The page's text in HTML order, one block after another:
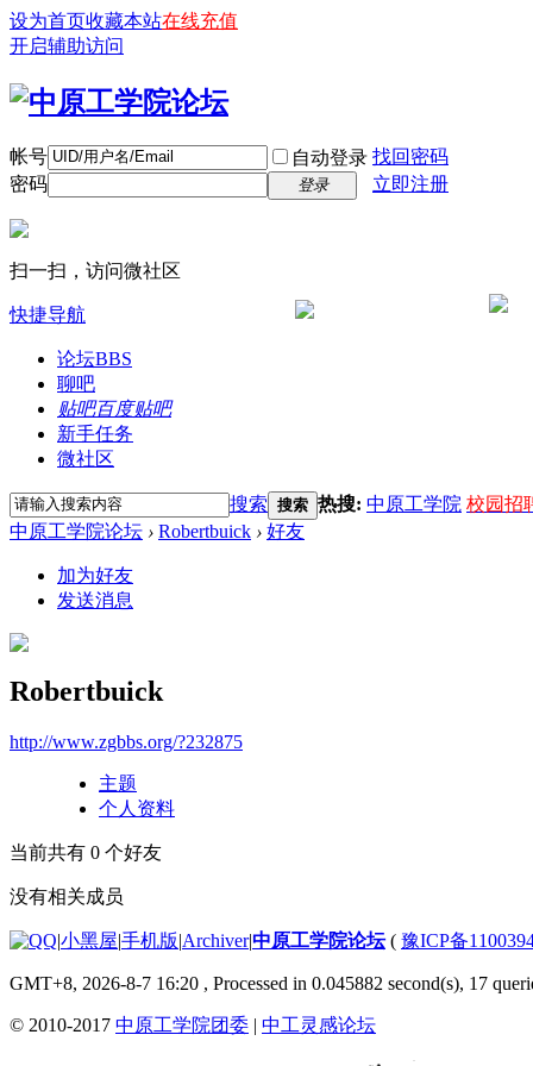
设为首页收藏本站在线充值
开启辅助访问
帐号 自动登录 找回密码
密码
登录 立即注册
扫一扫，访问微社区
快捷导航
论坛BBS
聊吧
贴吧百度贴吧
新手任务
微社区
搜索 搜索 热搜: 中原工学院 校园招
中原工学院论坛 › Robertbuick › 好友
加为好友
发送消息
Robertbuick
http://www.zgbbs.org/?232875
主题
个人资料
当前共有 0 个好友
没有相关成员
|小黑屋|手机版|Archiver|中原工学院论坛( 豫ICP备
GMT+8, 2026-8-7 16:20 , Processed in 0.045882 second(s), 17
© 2010-2017 中原工学院团委 | 中工灵感论坛